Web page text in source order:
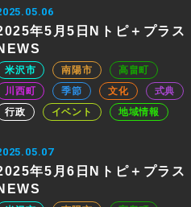
年5月5日Nトピ＋プラス
米沢市 南陽市
高畠町
川西町
季節 文化
式典
行政
イベント 地域情報
年5月6日Nトピ＋プラス